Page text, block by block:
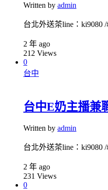
Written by admin
台北外送茶line：ki9080
2 年 ago
212 Views
0
台中
台中E奶主播兼
Written by admin
台北外送茶line：ki9080
2 年 ago
231 Views
0